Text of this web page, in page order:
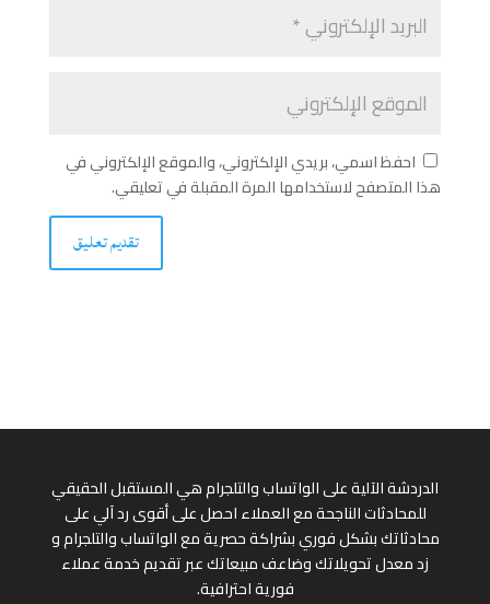
احفظ اسمي، بريدي الإلكتروني، والموقع الإلكتروني في
هذا المتصفح لاستخدامها المرة المقبلة في تعليقي.
الدردشة الآلية على الواتساب والتلجرام هي المستقبل الحقيقي
للمحادثات الناجحة مع العملاء احصل على أقوى رد آلي على
محادثاتك بشكل فوري بشراكة حصرية مع الواتساب والتلجرام و
زد معدل تحويلاتك وضاعف مبيعاتك عبر تقديم خدمة عملاء
فورية احترافية.